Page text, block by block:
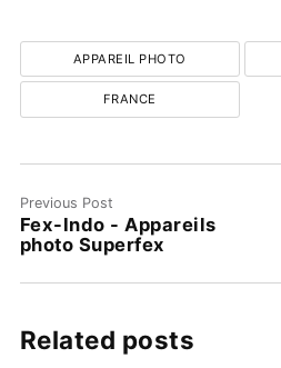
APPAREIL PHOTO
FRANCE
Previous Post
Fex-Indo - Appareils
photo Superfex
Related posts